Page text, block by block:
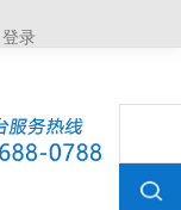
登录